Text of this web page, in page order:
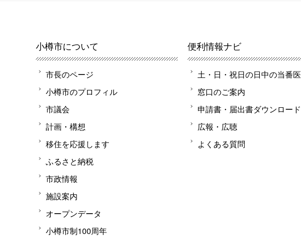
小樽市について
市長のページ
小樽市のプロフィル
市議会
計画・構想
移住を応援します
ふるさと納税
市政情報
施設案内
オープンデータ
小樽市制100周年
便利情報ナビ
土・日・祝日の日中の当番医
窓口のご案内
申請書・届出書ダウンロード
広報・広聴
よくある質問